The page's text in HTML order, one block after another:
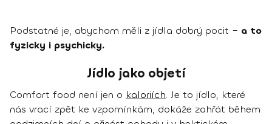
Podstatné je, abychom měli z jídla dobrý pocit – a to
fyzicky i psychicky.
Jídlo jako objetí
Comfort food není jen o kaloriích. Je to jídlo, které
nás vrací zpět ke vzpomínkám, dokáže zahřát během